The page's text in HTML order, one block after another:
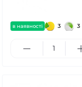
в наявності 3 3